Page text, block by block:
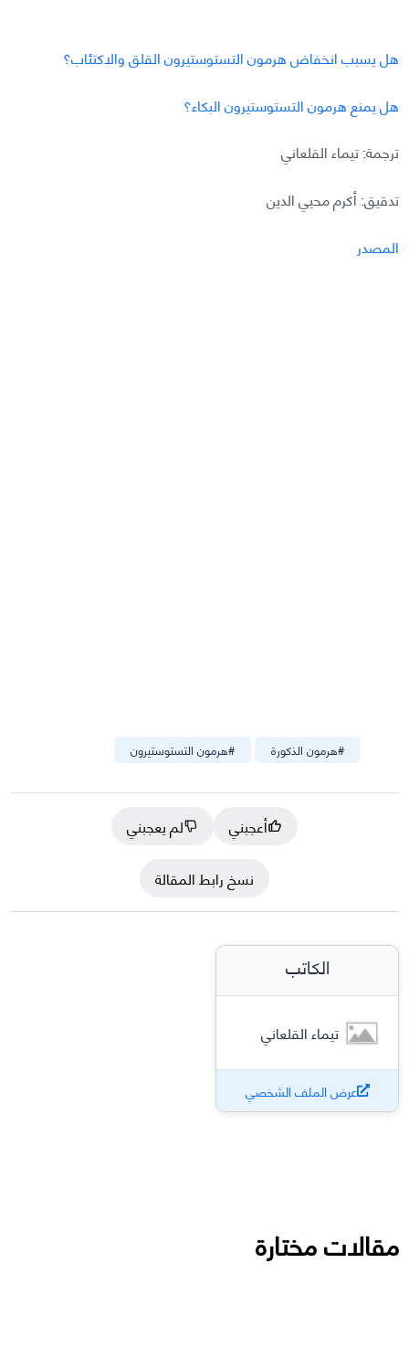
هل يسبب انخفاض هرمون التستوستيرون القلق والاكتئاب؟
هل يمنع هرمون التستوستيرون البكاء؟
ترجمة: تيماء القلعاني
تدقيق: أكرم محيي الدين
المصدر
#هرمون التستوستيرون #هرمون الذكورة
أعجبني
لم يعجبني
نسخ رابط المقالة
الكاتب
تيماء القلعاني
عرض الملف الشخصي
مقالات مختارة